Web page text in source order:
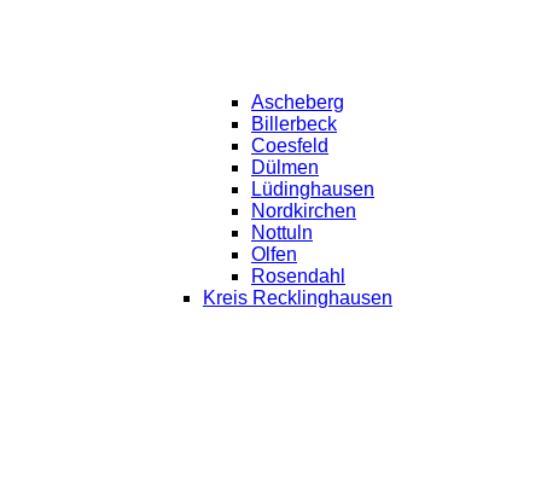
Ascheberg
Billerbeck
Coesfeld
Dülmen
Lüdinghausen
Nordkirchen
Nottuln
Olfen
Rosendahl
Kreis Recklinghausen